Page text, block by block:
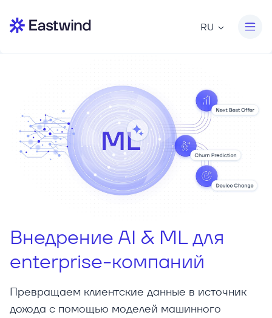
RU
Внедрение AI & ML для
enterprise-компаний
Превращаем клиентские данные в источник
дохода с помощью моделей машинного